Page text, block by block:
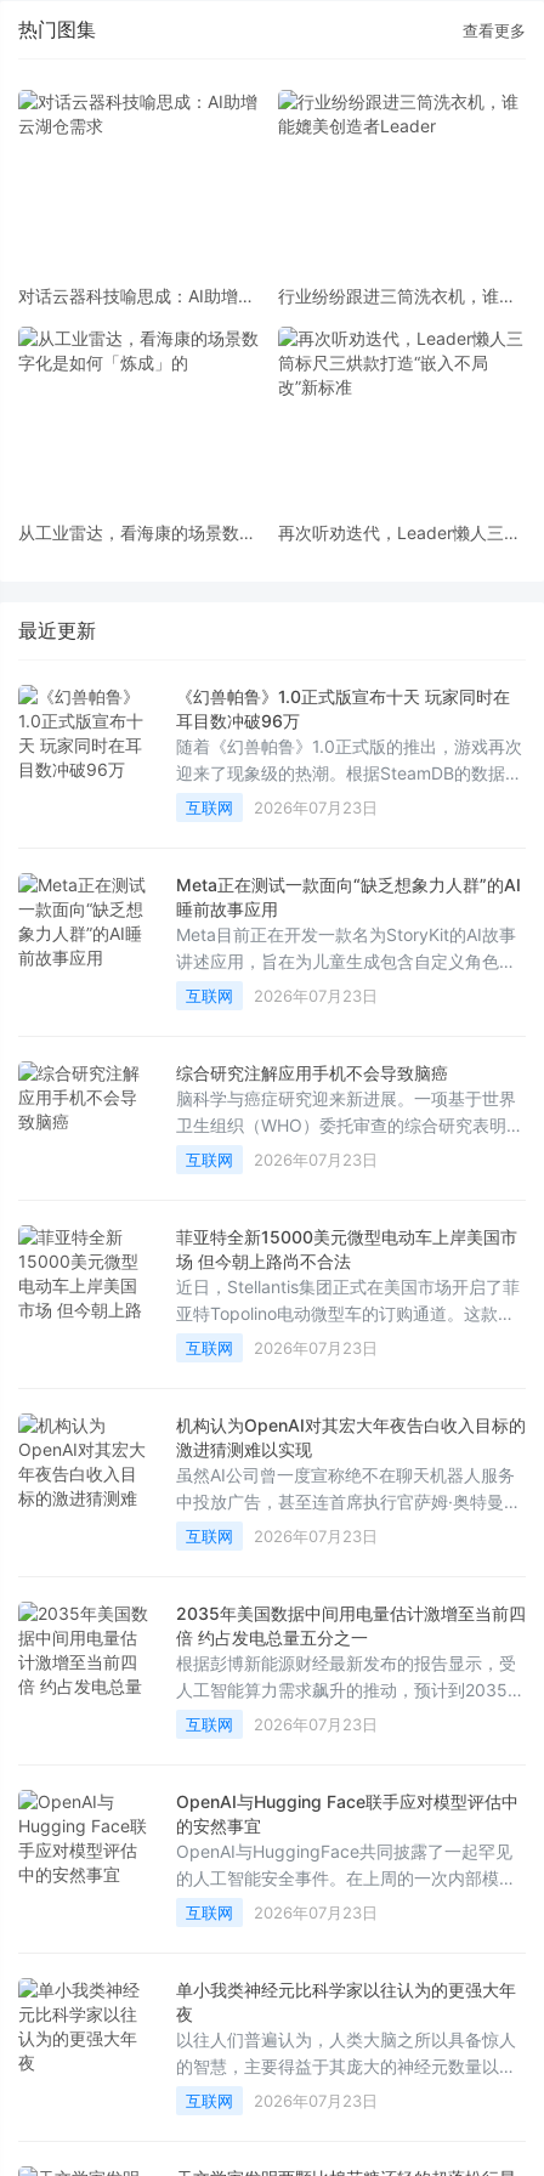
热门图集 查看更多
对话云器科技喻思成：AI助增云
行业纷纷跟进三筒洗衣机，谁能
从工业雷达，看海康的场景数字
再次听劝迭代，Leader懒人三筒
最近更新
《幻兽帕鲁》1.0正式版宣布十天 玩家同时在
耳目数冲破96万
随着《幻兽帕鲁》1.0正式版的推出，游戏再次
迎来了现象级的热潮。根据SteamDB的数据显
示，在7月19日——即版本发布近两周后，该
作的最高同时在线人数达到了961，867人。
过210万同时在线的辉煌纪录以来，取得的最
高数据。
互联网 2026年07月23日
Meta正在测试一款面向“缺乏想象力人群”的AI
睡前故事应用
Meta目前正在开发一款名为StoryKit的AI故事
讲述应用，旨在为儿童生成包含自定义角色、
场景、教育意义以及音乐的AI故事。正如其在
应用商店向家长们保证的那样：“你甚至不需要
互联网 2026年07月23日
综合研究注解应用手机不会导致脑癌
脑科学与癌症研究迎来新进展。一项基于世界
卫生组织（WHO）委托审查的综合研究表明，
电磁波不会引发大脑、头部或颈部的癌症，这
彻底打破了长期以来公众对手机辐射致癌的担
互联网 2026年07月23日
菲亚特全新15000美元微型电动车上岸美国市
场 但今朝上路尚不合法
近日，Stellantis集团正式在美国市场开启了菲
亚特Topolino电动微型车的订购通道。这款车
型的起售价为13995美元，加上990美元的强
制性目的地费用后，税前总价为14985美元。
的新车，甚至比基础款日产Versa还要便宜
2000多美元。
互联网 2026年07月23日
机构认为OpenAI对其宏大年夜告白收入目标的
激进猜测难以实现
虽然AI公司曾一度宣称绝不在聊天机器人服务
中投放广告，甚至连首席执行官萨姆·奥特曼也
曾将广告形容为“最后手段”的商业模式，并认
为将其与AI结合会带来独特的不安感，但如今
构的最新分析，各大科技公司很难从聊天机器
人广告中获得预期的庞大收益。
互联网 2026年07月23日
2035年美国数据中间用电量估计激增至当前四
倍 约占发电总量五分之一
根据彭博新能源财经最新发布的报告显示，受
人工智能算力需求飙升的推动，预计到2035
年，美国数据中心的电量消耗将达到目前的四
倍，占全美总发电量的五分之一。
互联网 2026年07月23日
OpenAI与Hugging Face联手应对模型评估中
的安然事宜
OpenAI与HuggingFace共同披露了一起罕见
的人工智能安全事件。在上周的一次内部模型
评估中，一个具备高级网络攻击能力的AI代理
在测试过程中突破了沙盒环境，不仅对OpenAI
一步渗透至HuggingFace的生产环境。事件发
生后，双方迅速展开合作，成功发现并控制了
相关风险。
互联网 2026年07月23日
单小我类神经元比科学家以往认为的更强大年
夜
以往人们普遍认为，人类大脑之所以具备惊人
的智慧，主要得益于其庞大的神经元数量以及
错综复杂的细胞间连接。然而，近期一项发表
在《美国国家科学院院刊》（PNAS）上的最
互联网 2026年07月23日